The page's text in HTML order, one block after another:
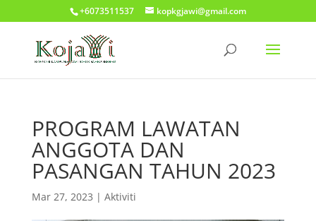
+6073511537 kopkgjawi@gmail.com
PROGRAM LAWATAN
ANGGOTA DAN
PASANGAN TAHUN 2023
Mar 27, 2023 | Aktiviti